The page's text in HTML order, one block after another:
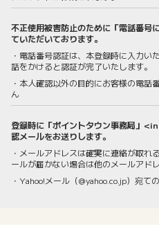
不正使用被害防止のために「電話番号
ていただいております。
・電話番号認証は、本登録時に入力い
話をかけると認証が完了いたします。
・本人確認以外の目的にお客様の電話
ん
登録時に「ポイントタウン事務局
認メールをお送りします。
・メールアドレスは確実に連絡が取れ
ールが届かない場合は他のメールアド
・Yahoo!メール（@yahoo.co.jp）宛て